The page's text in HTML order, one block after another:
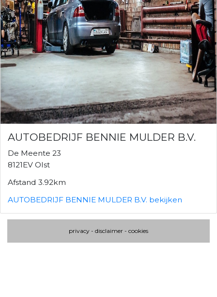
AUTOBEDRIJF BENNIE MULDER B.V.
De Meente 23
8121EV Olst
Afstand 3.92km
AUTOBEDRIJF BENNIE MULDER B.V. bekijken
privacy - disclaimer - cookies